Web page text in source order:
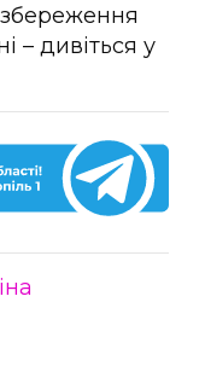
– дивіться у